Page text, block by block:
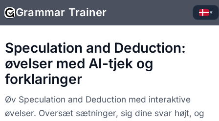
Grammar Trainer ▾
Speculation and Deduction:
øvelser med AI-tjek og
forklaringer
Øv Speculation and Deduction med interaktive
øvelser. Oversæt sætninger, sig dine svar højt, og